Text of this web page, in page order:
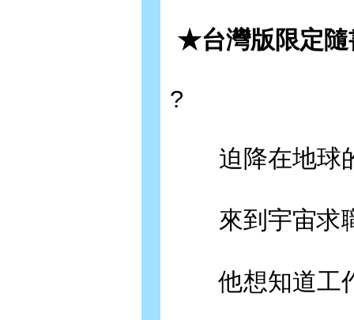
★台灣版限定隨
?
迫降在地球
來到宇宙求
他想知道工